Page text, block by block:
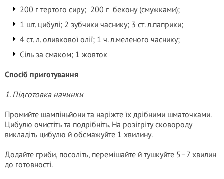
200 г тертого сиру; 200 г бекону (смужками);
1 шт. цибулі; 2 зубчики часнику; 3 ст. л.паприки;
4 ст. л. оливкової олії; 1 ч. л.меленого часнику;
Сіль за смаком; 1 жовток
Спосіб приготування
1. Підготовка начинки
Промийте шампіньйони та наріжте їх дрібними шматочками.
Цибулю очистіть та подрібніть. На розігріту сковороду
викладіть цибулю й обсмажуйте 1 хвилину.
Додайте гриби, посоліть, перемішайте й тушкуйте 5–7 хвилин
до готовності.